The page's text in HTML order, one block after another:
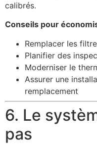
calibrés.
Conseils pour
Remplacer les
Planifier des
Moderniser le
Assurer une
remplacement
6. Le
pas